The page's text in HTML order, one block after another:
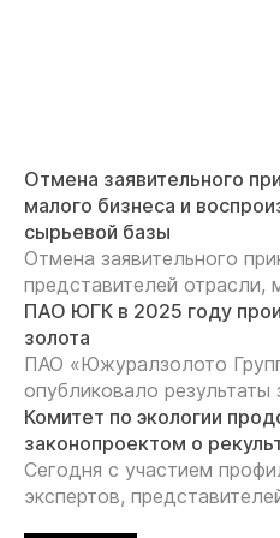
Отмена заявительного
малого бизнеса и
сырьевой базы
Отмена заявительного
представителей отрасли,
ПАО ЮГК в 2025 году
золота
ПАО «Южуралзолото
опубликовало результаты
Комитет по экологии
законопроектом о
Сегодня с участием
экспертов,